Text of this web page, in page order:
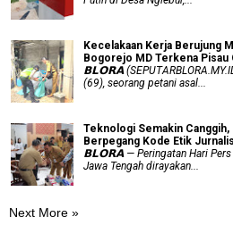
Kecelakaan Kerja Berujung
Bogorejo MD Terkena Pisau
𝗕𝗟𝗢𝗥𝗔
(69), seorang petani asal...
Teknologi Semakin
Berpegang Kode Etik
𝗕𝗟𝗢𝗥𝗔 — Peringatan Hari Pers
Jawa Tengah dirayakan...
Next More »